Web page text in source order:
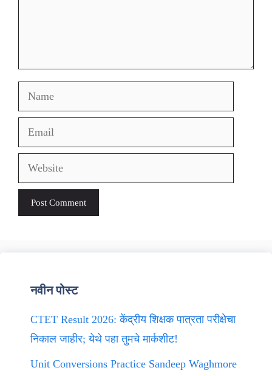
Name
Email
Website
नवीन पोस्ट
CTET Result 2026: केंद्रीय शिक्षक पात्रता परीक्षेचा
निकाल जाहीर; येथे पहा तुमचे मार्कशीट!
Unit Conversions Practice Sandeep Waghmore